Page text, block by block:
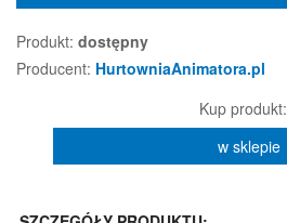
Produkt: dostępny
Producent: HurtowniaAnimatora.pl
Kup produkt:
w sklepie